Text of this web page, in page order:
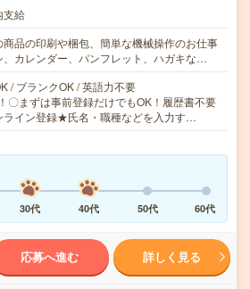
支給
品の印刷や梱包、簡単な機械操作のお仕事
、カレンダー、パンフレット、ハガキな…
/ ブランクOK / 英語力不要
〇まずは事前登録だけでもOK！履歴書不要
ライン登録★氏名・職種などを入力す…
30代 40代 50代 60代
応募へ進む 詳しく見る